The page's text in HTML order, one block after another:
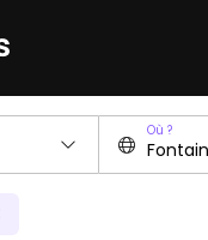
Où ?